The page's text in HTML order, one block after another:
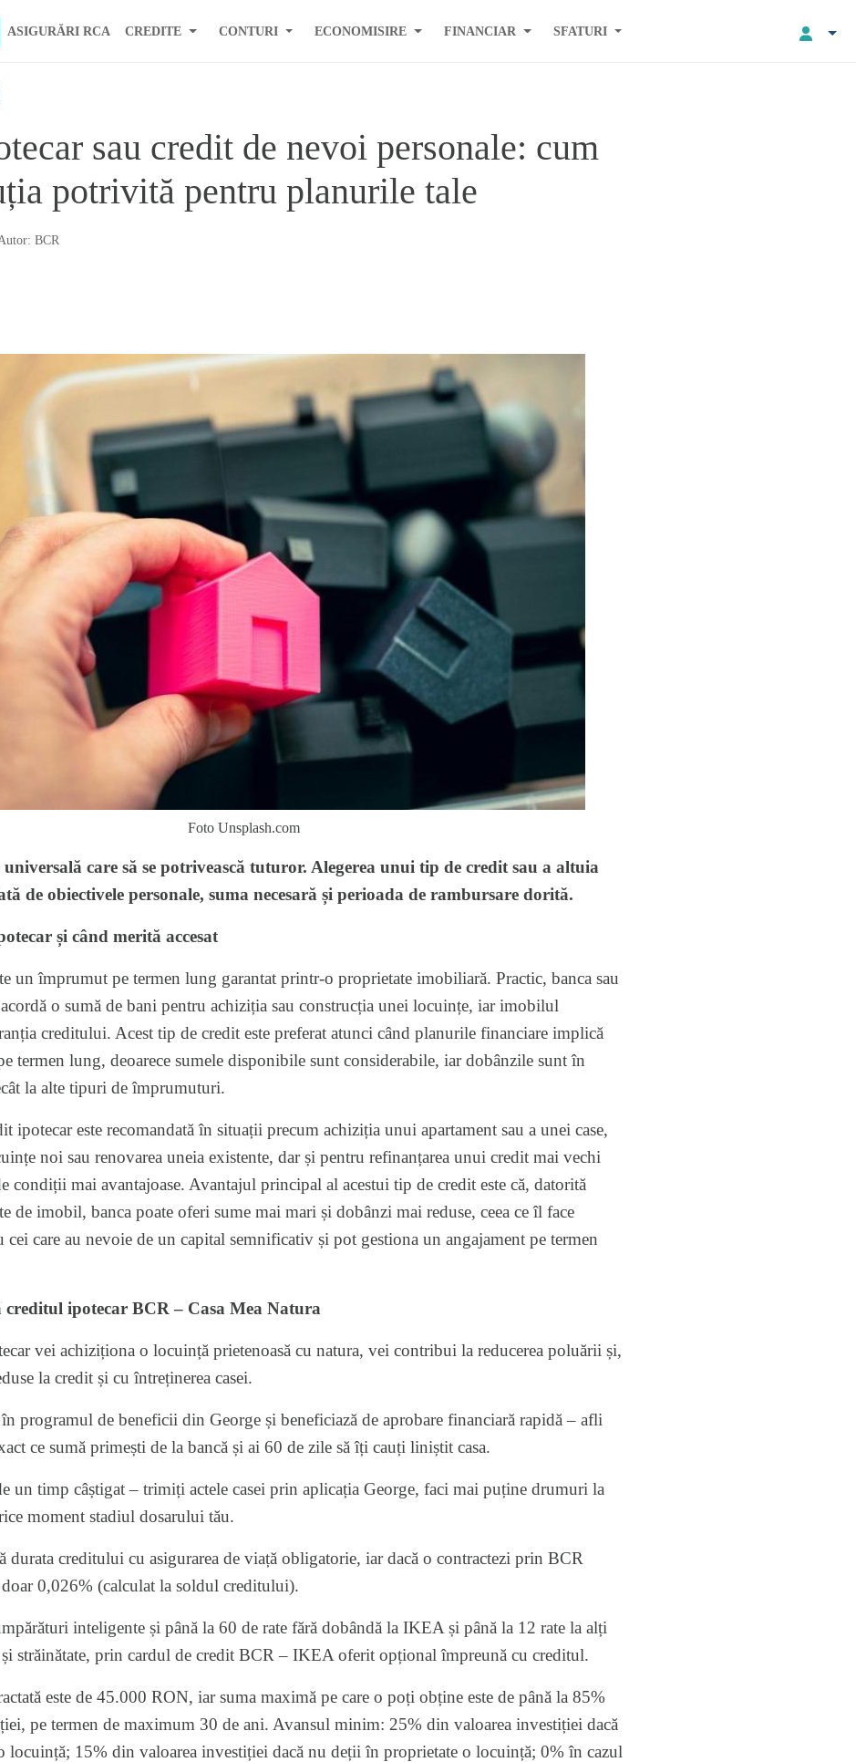
ASIGURĂRI RCA CREDITE CONTURI ECONOMISIRE FINANCIAR SFATURI
sau credit de nevoi personale: cum
potrivită pentru planurile tale
BCR
Foto Unsplash.com
care să se potrivească tuturor. Alegerea unui tip de credit sau a altuia
de obiectivele personale, suma necesară și perioada de rambursare dorită.
și când merită accesat
un împrumut pe termen lung garantat printr-o proprietate imobiliară. Practic, banca sau
o sumă de bani pentru achiziția sau construcția unei locuințe, iar imobilul
creditului. Acest tip de credit este preferat atunci când planurile financiare implică
termen lung, deoarece sumele disponibile sunt considerabile, iar dobânzile sunt în
la alte tipuri de împrumuturi.
ipotecar este recomandată în situații precum achiziția unui apartament sau a unei case,
noi sau renovarea uneia existente, dar și pentru refinanțarea unui credit mai vechi
condiții mai avantajoase. Avantajul principal al acestui tip de credit este că, datorită
de imobil, banca poate oferi sume mai mari și dobânzi mai reduse, ceea ce îl face
cei care au nevoie de un capital semnificativ și pot gestiona un angajament pe termen
creditul ipotecar BCR – Casa Mea Natura
vei achiziționa o locuință prietenoasă cu natura, vei contribui la reducerea poluării și,
la credit și cu întreținerea casei.
programul de beneficii din George și beneficiază de aprobare financiară rapidă – afli
ce sumă primești de la bancă și ai 60 de zile să îți cauți liniștit casa.
un timp câștigat – trimiți actele casei prin aplicația George, faci mai puține drumuri la
moment stadiul dosarului tău.
durata creditului cu asigurarea de viață obligatorie, iar dacă o contractezi prin BCR
0,026% (calculat la soldul creditului).
inteligente și până la 60 de rate fără dobândă la IKEA și până la 12 rate la alți
străinătate, prin cardul de credit BCR – IKEA oferit opțional împreună cu creditul.
este de 45.000 RON, iar suma maximă pe care o poți obține este de până la 85%
pe termen de maximum 30 de ani. Avansul minim: 25% din valoarea investiției dacă
locuință; 15% din valoarea investiției dacă nu deții în proprietate o locuință; 0% în cazul